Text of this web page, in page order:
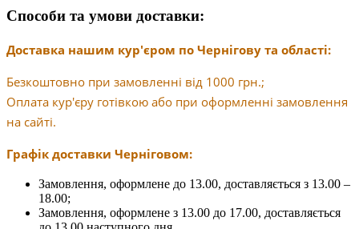
Способи та умови доставки:
Доставка нашим кур'єром по Чернігову та області:
Безкоштовно при замовленні від 1000 грн.;
Оплата кур'єру готівкою або при оформленні замовлення
на сайті.
Графік доставки Черніговом:
Замовлення, оформлене до 13.00, доставляється з 13.00 –
18.00;
Замовлення, оформлене з 13.00 до 17.00, доставляється